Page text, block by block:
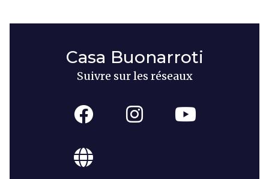
Casa Buonarroti
Suivre sur les réseaux